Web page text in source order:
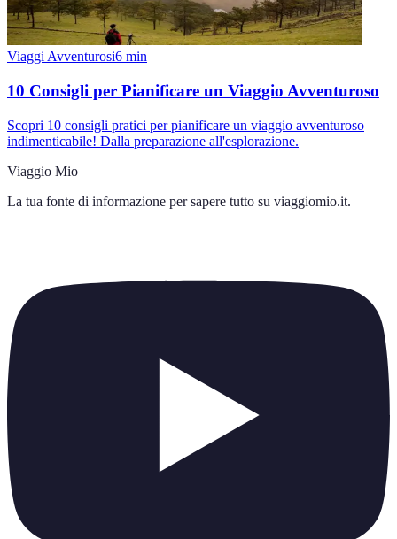
Viaggi Avventurosi6 min
10 Consigli per Pianificare un Viaggio Avventuroso
Scopri 10 consigli pratici per pianificare un viaggio avventuroso
indimenticabile! Dalla preparazione all'esplorazione.
Viaggio Mio
La tua fonte di informazione per sapere tutto su viaggiomio.it.